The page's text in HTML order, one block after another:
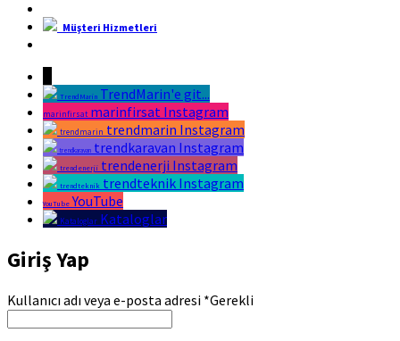
Müşteri Hizmetleri
TrendMarin TrendMarin'e git...
marinfirsat marinfirsat Instagram
trendmarin trendmarin Instagram
trendkaravan trendkaravan Instagram
trendenerji trendenerji Instagram
trendteknik trendteknik Instagram
YouTube YouTube
Kataloglar Kataloglar
Giriş Yap
Kullanıcı adı veya e-posta adresi *Gerekli